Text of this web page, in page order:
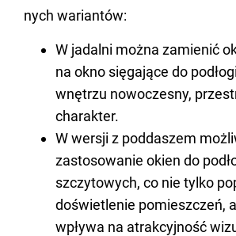
nych wa­rian­tów:
W jadalni można zamienić
na okno sięgające do
wnętrzu nowoczesny,
charakter.
W wersji z poddaszem
zastosowanie okien do
szczytowych, co nie tylko
doświetlenie pomieszczeń,
wpływa na atrakcyjność